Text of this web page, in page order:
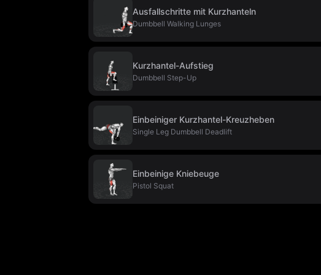
Ausfallschritte mit Kurzhanteln
Dumbbell Walking Lunges
Kurzhantel-Aufstieg
Dumbbell Step-Up
Einbeiniger Kurzhantel-Kreuzheben
Single Leg Dumbbell Deadlift
Einbeinige Kniebeuge
Pistol Squat